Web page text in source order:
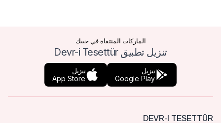
الماركات المنتقاة في جيبك
تنزيل تطبيق Devr-i Tesettür
تنزيل
Google Play
تنزيل
App Store
DEVR-I TESETTÜR